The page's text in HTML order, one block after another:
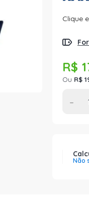
Clique
R$
Ou R$
-
Não